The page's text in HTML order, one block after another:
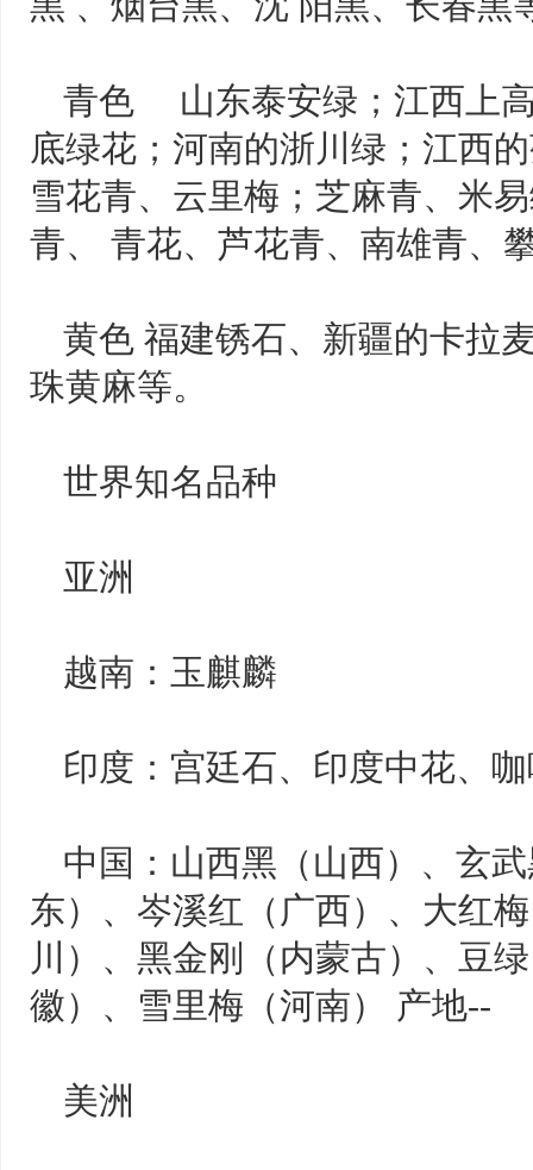
青色 山东泰安绿；江西上
底绿花；河南的浙川绿；江西
雪花青、云里梅；芝麻青、米
青、 青花、芦花青、南雄青、
黄色 福建锈石、新疆的卡拉
珠黄麻等。
世界知名品种
亚洲
越南：玉麒麟
印度：宫廷石、印度中花、
中国：山西黑（山西）、玄
东）、岑溪红（广西）、大红
川）、黑金刚（内蒙古）、豆
徽）、雪里梅（河南） 产地--
美洲